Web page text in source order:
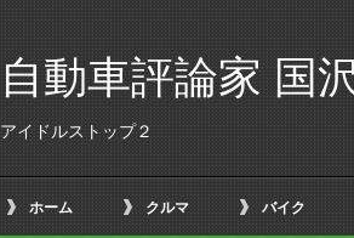
自動車評論家 国
アイドルストップ２
ホーム クルマ バイク